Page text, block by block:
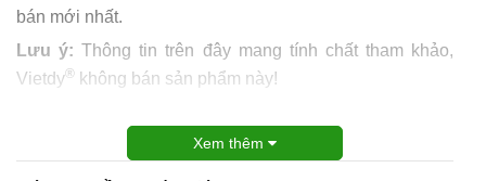
bán mới nhất.
Lưu ý: Thông tin trên đây mang tính chất tham khảo,
Vietdy® không bán sản phẩm này!
Xem thêm